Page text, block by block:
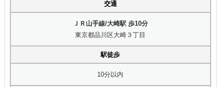
交通
ＪＲ山手線/大崎駅 歩10分
東京都品川区大崎３丁目
駅徒歩
10分以内